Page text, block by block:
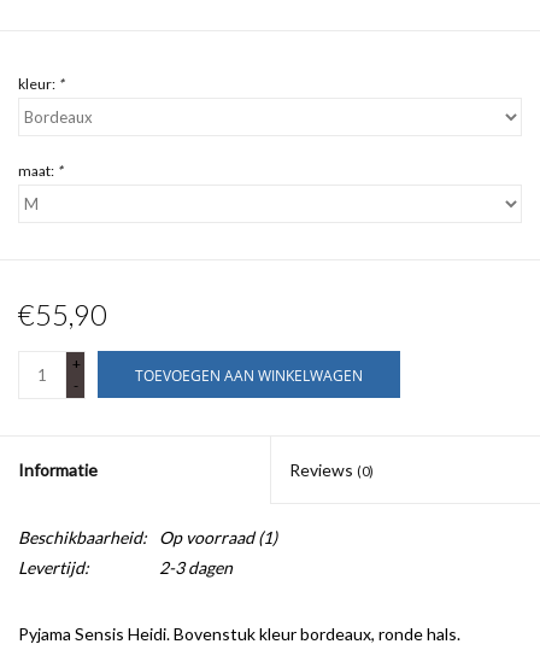
kleur: *
maat: *
€55,90
+
-
TOEVOEGEN AAN WINKELWAGEN
Informatie Reviews (0)
Beschikbaarheid: Op voorraad(1)
Levertijd:
2-3 dagen
Pyjama Sensis Heidi. Bovenstuk kleur bordeaux, ronde hals.